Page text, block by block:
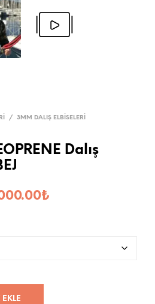
/ 3MM DALIŞ ELBISELERI
Dalış
₺
EKLE